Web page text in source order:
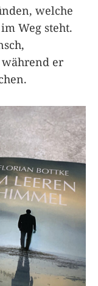
welche
Weg steht.
während er